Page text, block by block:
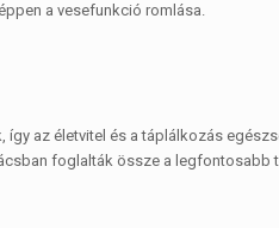
a vesefunkció romlása.
az életvitel és a táplálkozás
foglalták össze a legfontosabb